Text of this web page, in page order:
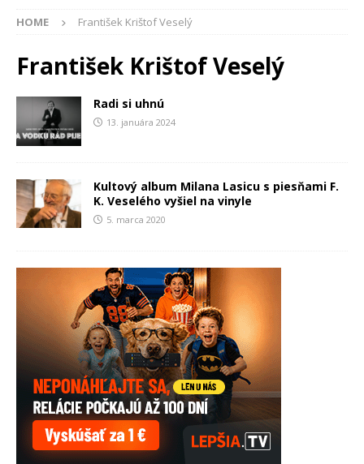
HOME František Krištof Veselý
František Krištof Veselý
Radi si uhnú
13. januára 2024
Kultový album Milana Lasicu s piesňami F.
K. Veselého vyšiel na vinyle
5. marca 2020